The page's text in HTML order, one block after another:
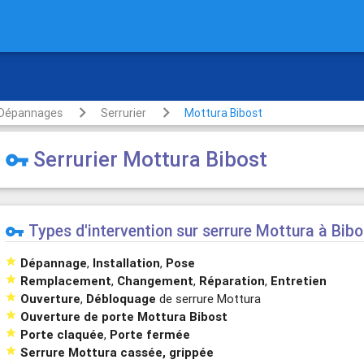
Serrurier Mottura Bibost
vpn_key Serrurier Mottura Bibost
vpn_key Types d'intervention sur serrure Mottura à
 Dépannage, Installation, Pose
 Remplacement, Changement, Réparation, Entretien
 Ouverture, Débloquage de serrure Mottura
 Ouverture de porte Mottura Bibost
 Porte claquée, Porte fermée
 Serrure Mottura cassée, grippée